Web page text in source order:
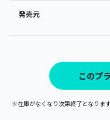
発売元
このプ
※在庫がなくなり次第終了となりま